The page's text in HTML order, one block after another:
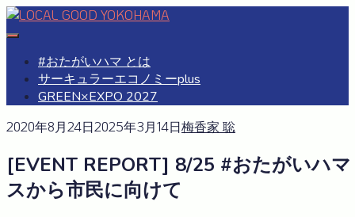
Skip
to
#おたがいハマ とは
サーキュラーエコノミーplus
GREEN×EXPO 2027
2020年8月24日2025年3月14日梅香家 聡
[EVENT REPORT] 8/25 #おたがいハ
スから市民に向けて